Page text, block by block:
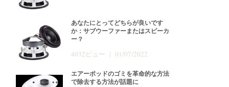
あなたにとってどちらが良いです
か：サブウーファーまたはスピーカ
ー？
4032ビュー | 01/07/2022
エアーポッドのゴミを革命的な方法
で除去する方法が話題に